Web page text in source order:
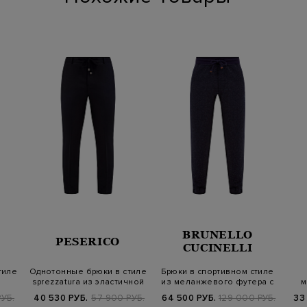
PESERICO
Однотонные брюки в стиле
sprezzatura из эластичной
40 530 РУБ. 57 900 РУБ.
BRUNELLO
CUCINELLI
Брюки в спортивном стиле
из меланжевого футера с
64 500 РУБ. 129 000 РУБ. 33